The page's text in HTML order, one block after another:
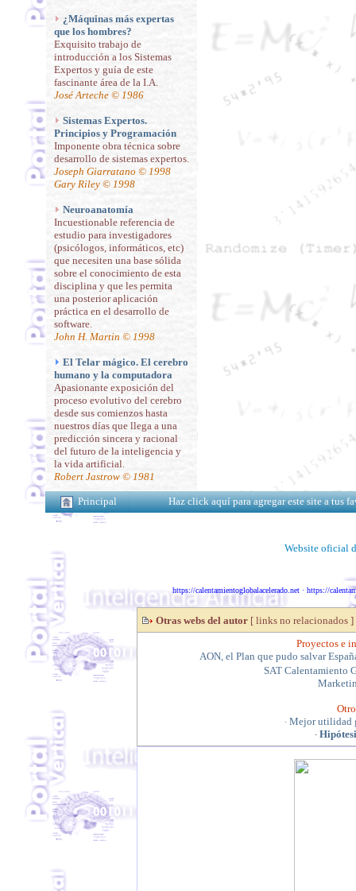
¿Máquinas más expertas
que los hombres?
Exquisito trabajo de
introducción a los Sistemas
Expertos y guía de este
fascinante área de la I.A.
José Arteche © 1986
Sistemas Expertos.
Principios y Programación
Imponente obra técnica sobre
desarrollo de sistemas expertos.
Joseph Giarratano © 1998
Gary Riley © 1998
Neuroanatomía
Incuestionable referencia de
estudio para investigadores
(psicólogos, informáticos, etc)
que necesiten una base sólida
sobre el conocimiento de esta
disciplina y que les permita
una posterior aplicación
práctica en el desarrollo de
software.
John H. Martin © 1998
El Telar mágico. El cerebro
humano y la computadora
Apasionante exposición del
proceso evolutivo del cerebro
desde sus comienzos hasta
nuestros días que llega a una
predicción sincera y racional
del futuro de la inteligencia y
la vida artificial.
Robert Jastrow © 1981
Principal Haz click aquí para agregar este site a tus
Website oficial
https://calentamientoglobalacelerado.net· https://
Otras webs del autor [ links no relacionados ]
Proyectos e
AON, el Plan que pudo salvar
SAT Calentamiento
· Mejor utilidad
·